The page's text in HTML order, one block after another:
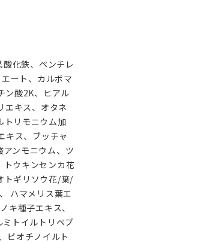
化鉄、ペンチレ
ート、カルボマ
ン酸2K、ヒアル
エキス、オタネ
トリモニウム加
キス、ブッチャ
ンモニウム、ツ
トウキンセンカ花
トギリソウ花/葉/
ハマメリス葉エ
キ種子エキス、
トイルトリペプ
ビオチノイルト